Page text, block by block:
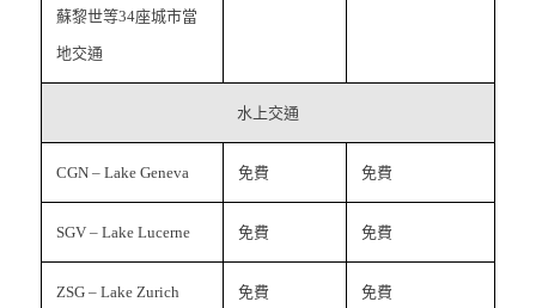
蘇黎世等34座城市當
地交通
水上交通
CGN – Lake Geneva 免費 免費
SGV – Lake Lucerne 免費 免費
ZSG – Lake Zurich 免費 免費